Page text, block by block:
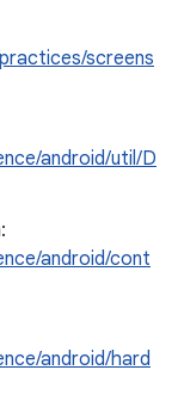
screens
android/util/D
android/cont
android/hard